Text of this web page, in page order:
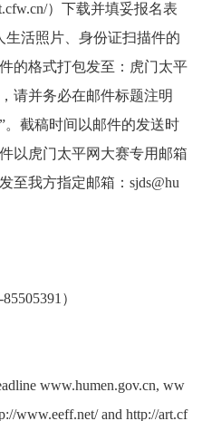
）下载并填妥报名表
活照片、身份证扫描件的
的格式打包发至：虎门太平
请并务必在邮件标题注明
。截稿时间以邮件的发送时
以虎门太平网大赛专用邮箱
至我方指定邮箱：sjds@hu
）
www.humen.gov.cn, ww
www.eeff.net/ and http://art.cf